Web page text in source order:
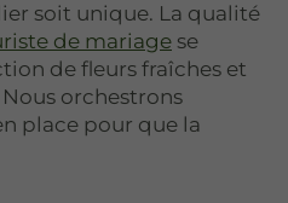
soit unique. La qualité
de mariage se
de fleurs fraîches et
orchestrons
place pour que la